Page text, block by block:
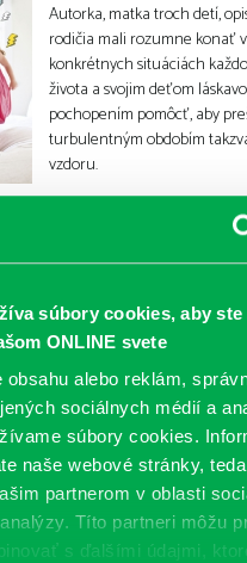
súbory cookies, aby ste
ONLINE svete
obsahu alebo reklám,
sociálnych médií a
súbory cookies.
naše webové stránky, teda
partnerom v oblasti
Títo partneri môžu
s ďalšími údajmi,
Autorka, matka troch detí,
rodičia mali rozumne konať v
konkrétnych situáciách
života a svojim deťom
pochopením pomôcť, aby
turbulentným obdobím
vzdoru.